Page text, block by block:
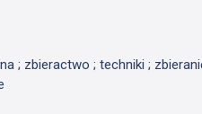
; zbieractwo ; techniki ;